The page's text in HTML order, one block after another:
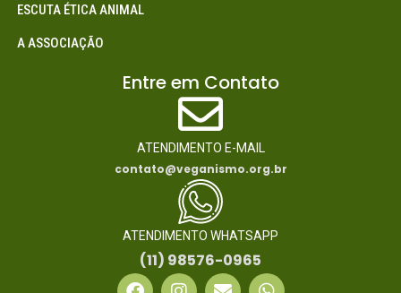
ESCUTA ÉTICA ANIMAL
A ASSOCIAÇÃO
Entre em Contato
ATENDIMENTO E-MAIL
contato@veganismo.org.br
ATENDIMENTO WHATSAPP
(11) 98576-0965
F
I
E
W